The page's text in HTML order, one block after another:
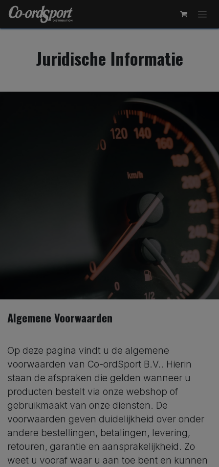
Overslaan naar inhoud
Juridische Informatie
Algemene Voorwaarden
Op deze pagina vindt u de algemene
voorwaarden van Co-ordSport B.V.. Hierin
staan de afspraken die gelden wanneer u
producten bestelt via onze webshop of
gebruikmaakt van onze diensten. De
voorwaarden geven duidelijkheid over onder
andere bestellingen, betalingen, levering,
retouren, garantie en aansprakelijkheid. Zo
weet u vooraf waar u aan toe bent en kunnen